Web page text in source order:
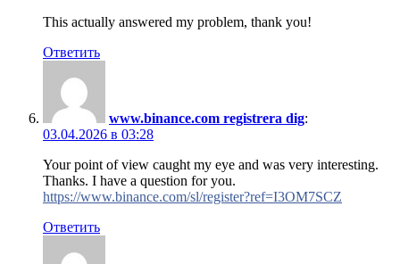
This actually answered my problem, thank you!
Ответить
www.binance.com registrera dig:
03.04.2026 в 03:28
Your point of view caught my eye and was very interesting.
Thanks. I have a question for you.
https://www.binance.com/sl/register?ref=I3OM7SCZ
Ответить